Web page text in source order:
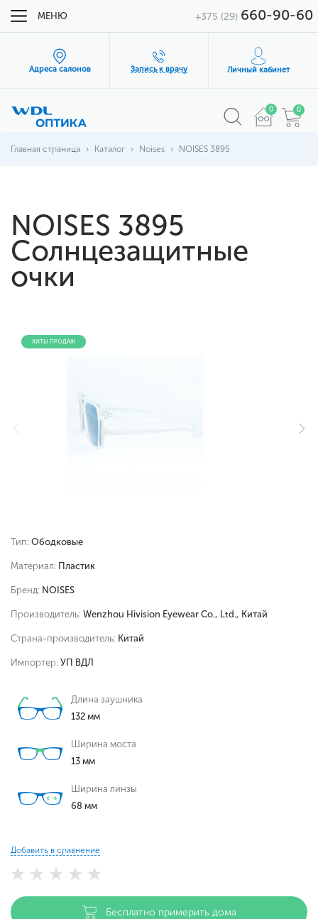
МЕНЮ +375 (29) 660-90-60
Адреса салонов Запись к врачу Личный кабинет
0 0
Главная страница Каталог Noises NOISES 3895
NOISES 3895
Солнцезащитные
очки
ХИТЫ ПРОДАЖ
Тип: Ободковые
Материал: Пластик
Бренд: NOISES
Производитель: Wenzhou Hivision Eyewear Co., Ltd., Китай
Страна-производитель: Китай
Импортер: УП ВДЛ
Длина заушника
132 мм
Ширина моста
13 мм
Ширина линзы
68 мм
Добавить в сравнение
Бесплатно примерить дома